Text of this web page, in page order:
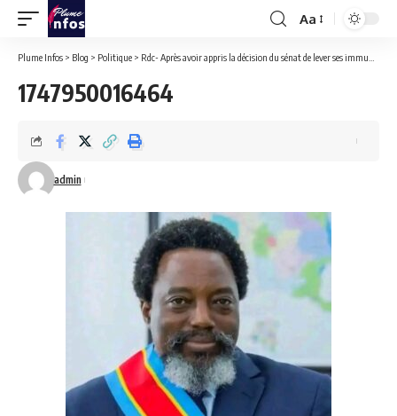
Font
Resizer
Aa
Plume Infos > Blog > Politique > Rdc- Après avoir appris la décision du sénat de lever ses immunités parlementaires: Joseph Kabila promet de réagir bientôt.
1747950016464
admin